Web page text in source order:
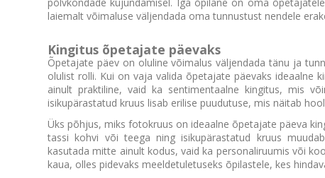
laiemalt võimaluse väljendada oma tunnustust nendele
Kingitus õpetajate päevaks
Õpetajate päev on oluline võimalus väljendada tänu ja
olulist rolli. Kui on vaja valida õpetajate päevaks ideaalne
ainult praktiline, vaid ka sentimentaalne kingitus, mis
isikupärastatud kruus lisab erilise puudutuse, mis näitab
Üks põhjus, miks fotokruus on ideaalne õpetajate päeva
tassi kohvi või teega ning isikupärastatud kruus
kasutada mitte ainult kodus, vaid ka personaliruumis või
kaua, olles pidevaks meeldetuletuseks õpilastele, kes